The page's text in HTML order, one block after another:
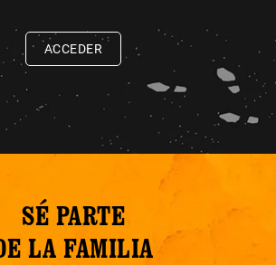
ACCEDER
SÉ PARTE
LA FAMILIA